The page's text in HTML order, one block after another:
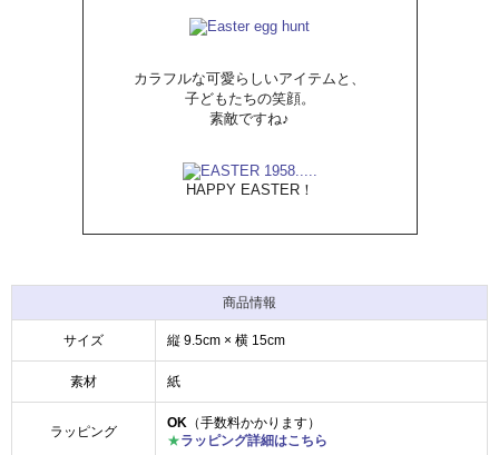
カラフルな可愛らしいアイテムと、
子どもたちの笑顔。
素敵ですね♪
HAPPY EASTER！
商品情報
サイズ 縦 9.5cm × 横 15cm
素材 紙
ラッピング
OK （手数料かかります）
★ラッピング詳細はこちら